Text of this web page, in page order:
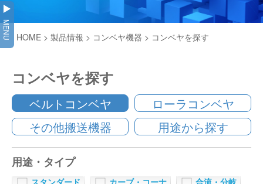
コンベヤ機器の技術情報
GTPシステム
仕分けシステム
ピッキングシステム
物流
通販
食品
会社情報
代表あいさつ
企業理念
会社概要
事業所一覧
採用情報
ショールーム
オークラミュージアム
新着情報
生産終了品
MENU HOME > 製品情報 > コンベヤ機器 > コンベヤを探す
コンベヤを探す
ベルトコンベヤ
ローラコンベヤ
その他搬送機器
用途から探す
用途・タイプ